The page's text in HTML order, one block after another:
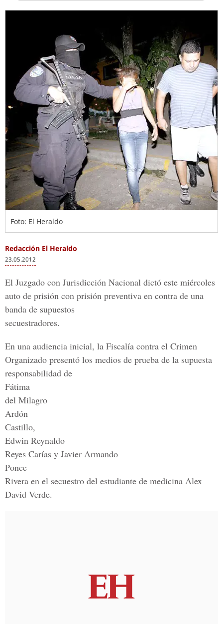
Foto: El Heraldo
Redacción El Heraldo
23.05.2012
El Juzgado con Jurisdicción Nacional dictó este miércoles
auto de prisión con prisión preventiva en contra de una
banda de supuestos
secuestradores.
En una audiencia inicial, la Fiscalía contra el Crimen
Organizado presentó los medios de prueba de la supuesta
responsabilidad de
Fátima
del Milagro
Ardón
Castillo,
Edwin Reynaldo
Reyes Carías y Javier Armando
Ponce
Rivera en el secuestro del estudiante de medicina Alex
David Verde.